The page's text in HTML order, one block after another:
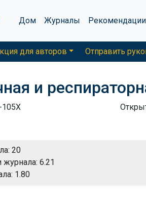
Дом Журналы
для авторов Отправить
и
105X
20
6.21
1.80